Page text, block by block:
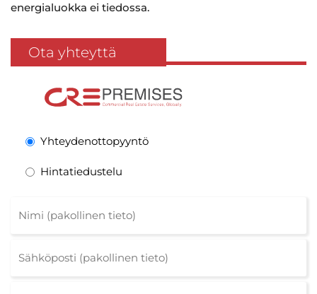
energialuokka ei tiedossa.
Ota yhteyttä
Yhteydenottopyyntö
Hintatiedustelu